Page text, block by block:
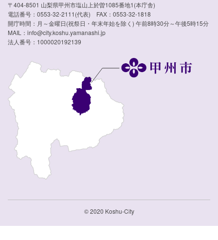
〒404-8501 山梨県甲州市塩山上於曽1085番地1(本庁舎)
電話番号：0553-32-2111(代表) FAX：0553-32-1818
開庁時間：月～金曜日(祝祭日・年末年始を除く) 午前8時30分～午後5時15分
MAIL：info@city.koshu.yamanashi.jp
法人番号：1000020192139
© 2020 Koshu-City